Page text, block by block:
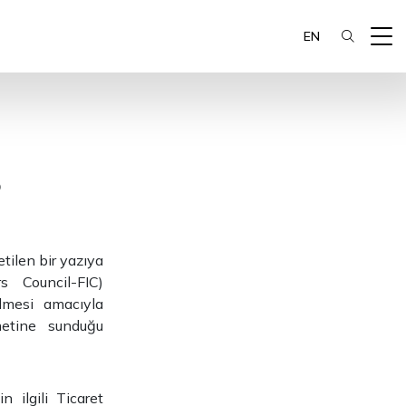
EN
bir yazıya
Council-FIC)
amacıyla
sunduğu
ilgili Ticaret